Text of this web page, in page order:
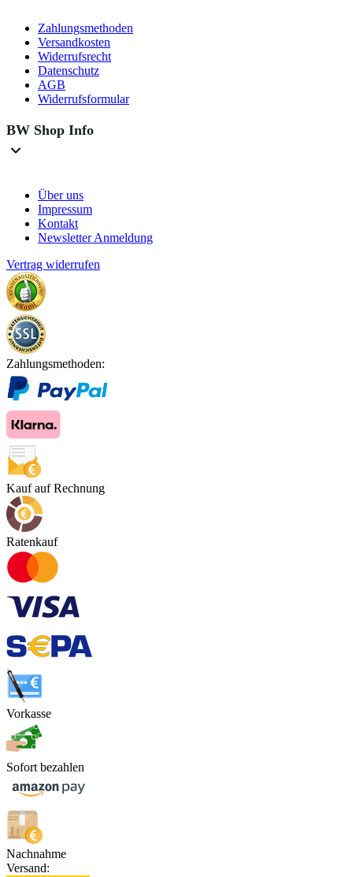
Zahlungsmethoden
Versandkosten
Widerrufsrecht
Datenschutz
AGB
Widerrufsformular
BW Shop Info
Über uns
Impressum
Kontakt
Newsletter Anmeldung
Vertrag widerrufen
Zahlungsmethoden:
Kauf auf Rechnung
Ratenkauf
Vorkasse
Sofort bezahlen
Nachnahme
Versand: